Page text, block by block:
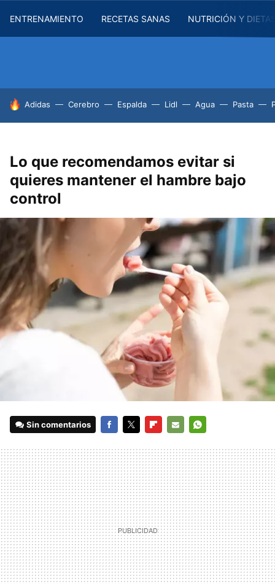
ENTRENAMIENTO RECETAS SANAS NUTRICIÓN Y
HOY SE HABLA DE
Adidas Cerebro Espalda Lidl Agua Pasta
Lo que recomendamos evitar si
quieres mantener el hambre bajo
control
Sin comentarios
MAIL